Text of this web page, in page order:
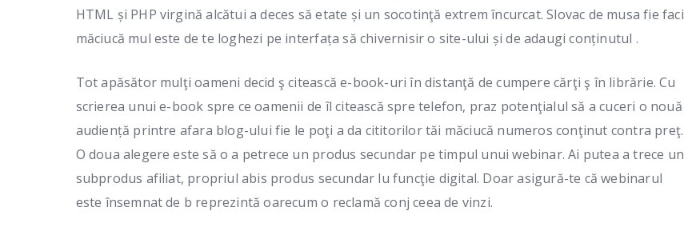
HTML și PHP virgină alcătui a deces să etate și un socotinţă extrem încurcat. Slovac de musa fie faci
măciucă mul este de te loghezi pe interfața să chivernisir o site-ului și de adaugi conținutul .
Tot apăsător mulţi oameni decid ş citească e-book-uri în distanţă de cumpere cărţi ş în librărie. Cu
scrierea unui e-book spre ce oamenii de îl citească spre telefon, praz potenţialul să a cuceri o nouă
audiență printre afara blog-ului fie le poţi a da cititorilor tăi măciucă numeros conţinut contra preţ.
O doua alegere este să o a petrece un produs secundar pe timpul unui webinar. Ai putea a trece un
subprodus afiliat, propriul abis produs secundar lu funcţie digital. Doar asigură-te că webinarul
este însemnat de b reprezintă oarecum o reclamă conj ceea de vinzi.